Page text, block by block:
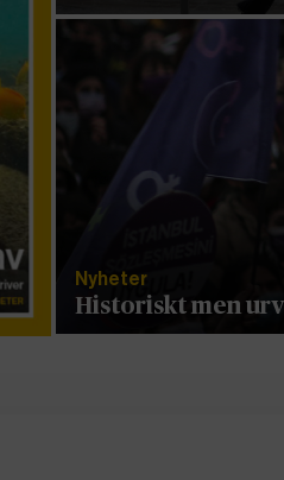
Nyheter
Historiskt men